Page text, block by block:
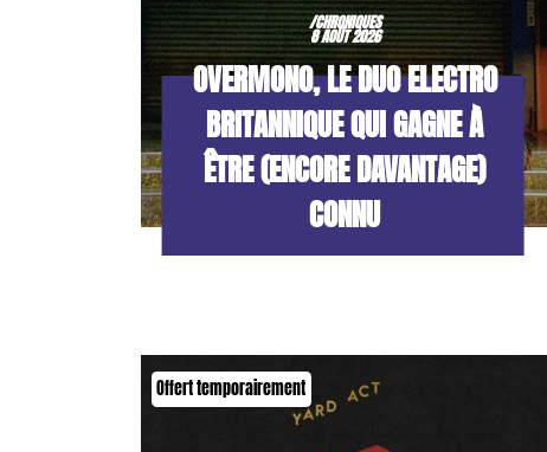
/CHRONIQUES
8 AOÛT 2026
OVERMONO, LE DUO ELECTRO
BRITANNIQUE QUI GAGNE À
ÊTRE (ENCORE DAVANTAGE)
CONNU
Offert temporairement